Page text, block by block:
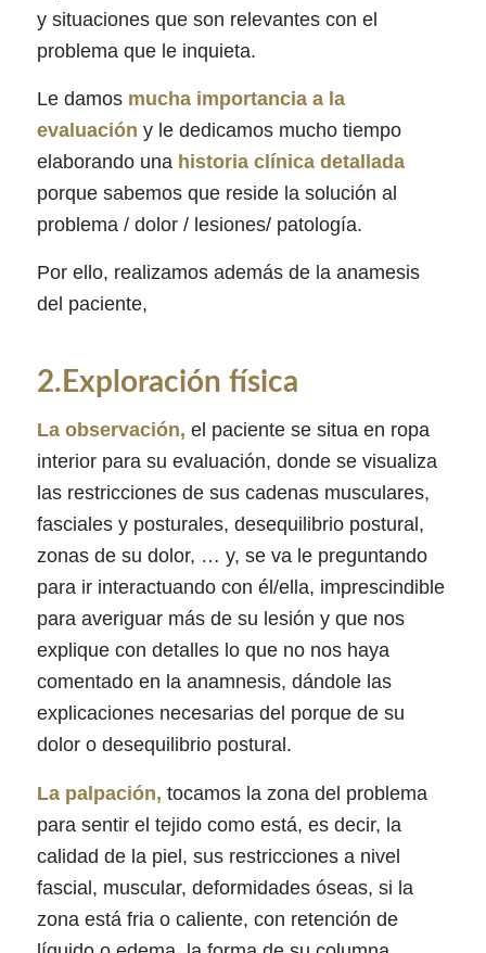
y situaciones que son relevantes con el
problema que le inquieta.
Le damos mucha importancia a la
evaluación y le dedicamos mucho tiempo
elaborando una historia clínica detallada
porque sabemos que reside la solución al
problema / dolor / lesiones/ patología.
Por ello, realizamos además de la anamesis
del paciente,
2.Exploración física
La observación, el paciente se situa en ropa
interior para su evaluación, donde se visualiza
las restricciones de sus cadenas musculares,
fasciales y posturales, desequilibrio postural,
zonas de su dolor, … y, se va le preguntando
para ir interactuando con él/ella, imprescindible
para averiguar más de su lesión y que nos
explique con detalles lo que no nos haya
comentado en la anamnesis, dándole las
explicaciones necesarias del porque de su
dolor o desequilibrio postural.
La palpación, tocamos la zona del problema
para sentir el tejido como está, es decir, la
calidad de la piel, sus restricciones a nivel
fascial, muscular, deformidades óseas, si la
zona está fria o caliente, con retención de